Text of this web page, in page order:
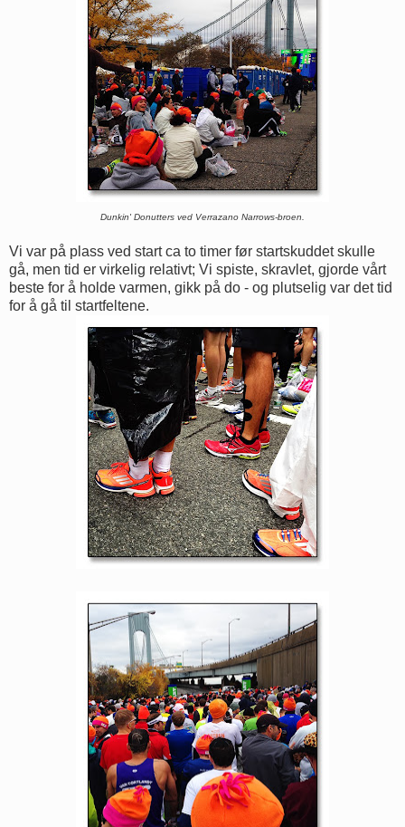
Dunkin' Donutters ved Verrazano Narrows-broen.
Vi var på plass ved start ca to timer før startskuddet skulle
gå, men tid er virkelig relativt; Vi spiste, skravlet, gjorde vårt
beste for å holde varmen, gikk på do - og plutselig var det tid
for å gå til startfeltene.